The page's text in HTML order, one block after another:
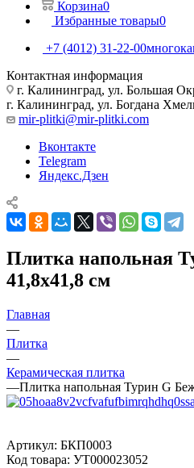
Корзина0
Избранные товары0
+7 (4012) 31-22-00
Контактная информация
г. Калининград, ул. Большая
г. Калининград, ул. Богдана
mir-plitki@mir-plitki.com
Вконтакте
Telegram
Яндекс.Дзен
Плитка напольная
41,8х41,8 см
Главная
—
Плитка
—
Керамическая плитка
—Плитка напольная Турин G
Артикул: БКП0003
Код товара: УТ000023052